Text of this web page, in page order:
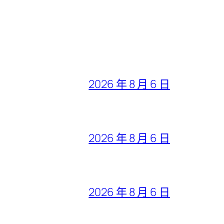
2026 年 8 月 6 日
2026 年 8 月 6 日
2026 年 8 月 6 日